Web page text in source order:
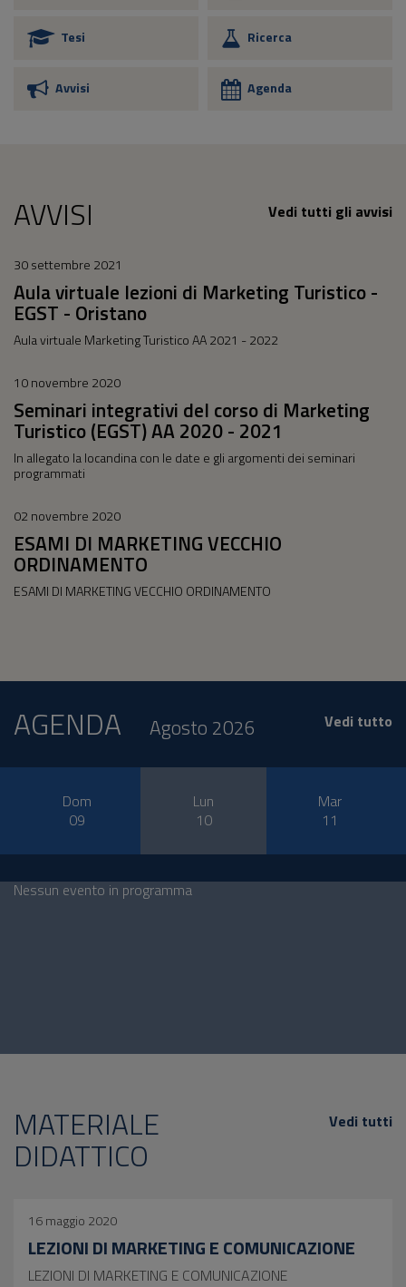
Tesi Ricerca
Avvisi Agenda
AVVISI Vedi tutti gli avvisi
30 settembre 2021
Aula virtuale lezioni di Marketing Turistico -
EGST - Oristano
Aula virtuale Marketing Turistico AA 2021 - 2022
10 novembre 2020
Seminari integrativi del corso di Marketing
Turistico (EGST) AA 2020 - 2021
In allegato la locandina con le date e gli argomenti dei seminari
programmati
02 novembre 2020
ESAMI DI MARKETING VECCHIO
ORDINAMENTO
ESAMI DI MARKETING VECCHIO ORDINAMENTO
AGENDA Agosto 2026 Vedi tutto
Dom
09
Lun
10
Mar
11
Nessun evento in programma
MATERIALE
DIDATTICO
Vedi tutti
16 maggio 2020
LEZIONI DI MARKETING E COMUNICAZIONE
LEZIONI DI MARKETING E COMUNICAZIONE